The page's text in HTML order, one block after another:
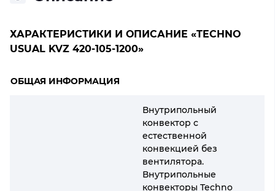
ХАРАКТЕРИСТИКИ И ОПИСАНИЕ «TECHNO
USUAL KVZ 420-105-1200»
ОБЩАЯ ИНФОРМАЦИЯ
Внутрипольный
конвектор с
естественной
конвекцией без
вентилятора.
Внутрипольные
конвекторы Techno